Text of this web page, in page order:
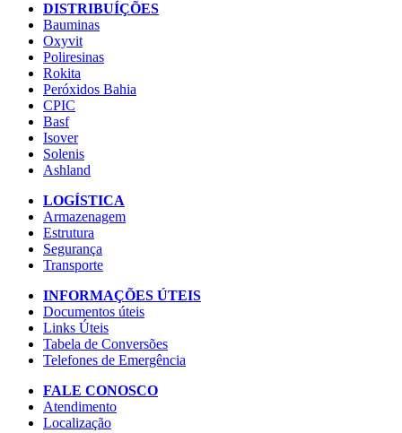
DISTRIBUÍÇÕES
Bauminas
Oxyvit
Poliresinas
Rokita
Peróxidos Bahia
CPIC
Basf
Isover
Solenis
Ashland
LOGÍSTICA
Armazenagem
Estrutura
Segurança
Transporte
INFORMAÇÕES ÚTEIS
Documentos úteis
Links Úteis
Tabela de Conversões
Telefones de Emergência
FALE CONOSCO
Atendimento
Localização